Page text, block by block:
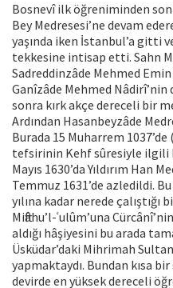
Bosnevî ilk öğreniminden
Bey Medresesi’ne devam
yaşında iken İstanbul’a gitti
tekkesine intisap etti. Sahn
Sadreddinzâde Mehmed
Ganîzâde Mehmed
sonra kırk akçe dereceli bir
Ardından Hasanbeyzâde
Burada 15 Muharrem
tefsirinin Kehf sûresiyle ilgili
Mayıs 1630’da Yıldırım Han
Temmuz 1631’de azledildi.
yılına kadar nerede
Miftâhu’l-ʿulûm’una
aldığı hâşiyesini bu arada
Üsküdar’daki Mihrimah
yapmaktaydı. Bundan kısa
devirde en yüksek dereceli